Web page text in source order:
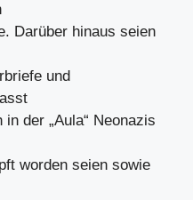
Darüber hinaus seien
und
der „Aula“ Neonazis
worden seien sowie